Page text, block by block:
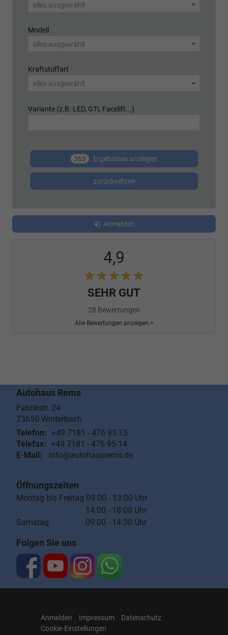
alles ausgewählt
Modell
alles ausgewählt
Kraftstoffart
alles ausgewählt
Variante (z.B. LED, GTI, Facelift...)
363 Ergebnisse anzeigen
zurücksetzen
Anmelden
4,9
SEHR GUT
28 Bewertungen
Alle Bewertungen anzeigen >
Autohaus Rems
Fabrikstr. 24
73650 Winterbach
Telefon: +49 7181 - 476 95 15
Telefax: +49 7181 - 476 95 14
E-Mail:
info@autohausrems.de
Öffnungszeiten
Montag bis Freitag 09:00 - 13:00 Uhr
14:00 - 18:00 Uhr
Samstag 09:00 - 14:30 Uhr
Folgen Sie uns
Anmelden Impressum
Datenschutz
Cookie-Einstellungen